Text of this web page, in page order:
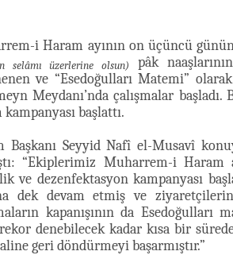
i Haram ayının on üçüncü
selâmı üzerlerine olsun)
pâk
ve “Esedoğulları Matemi”
Meydanı’nda çalışmalar
kampanyası başlattı.
Başkanı Seyyid Nafî el-Musavî
“Ekiplerimiz Muharrem-i Haram
ve dezenfektasyon kampanyası
dek devam etmiş ve ziyaretçilerin
kapanışının da
denebilecek kadar kısa bir
geri döndürmeyi başarmıştır.”